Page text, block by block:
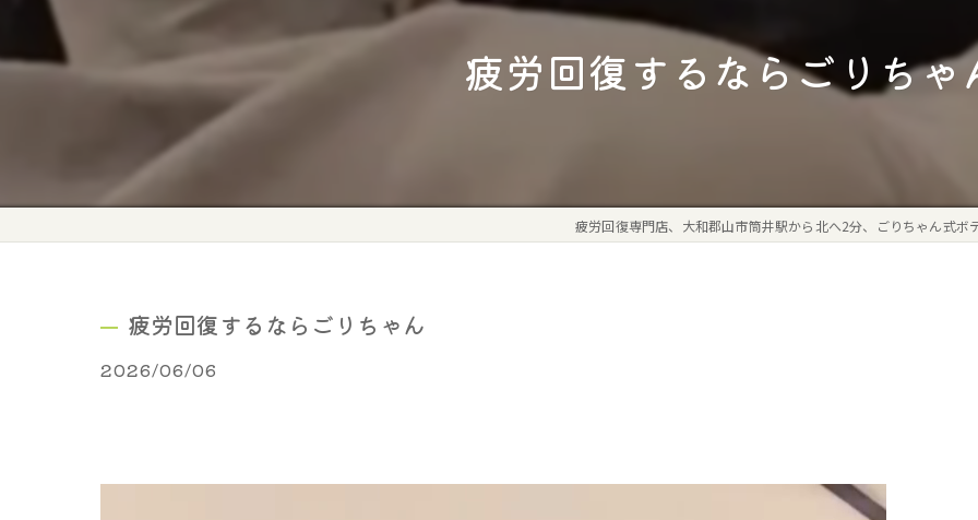
疲労回復するならごりちゃ
疲労回復専門店、大和郡山市筒井駅から北へ2分、ごりちゃん式ボ
疲労回復するならごりちゃん
2026/06/06